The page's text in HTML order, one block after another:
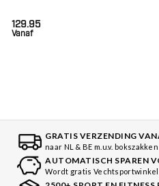
Vanaf
129.95
GRATIS VERZENDING
naar NL & BE m.u.v. bokszakken
AUTOMATISCH SPAREN
Wordt gratis